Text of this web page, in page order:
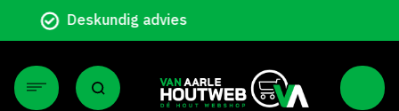
Particulier en zakelijk